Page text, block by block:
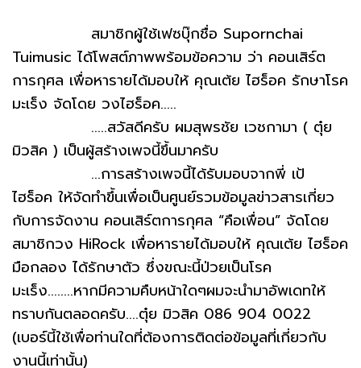
สมาชิกผู้ใช้เฟซบุ๊กชื่อ Supornchai
Tuimusic ได้โพสต์ภาพพร้อมข้อความ ว่า คอนเสิร์ต
การกุศล เพื่อหารายได้มอบให้ คุณเต้ย ไฮร็อค รักษาโรค
มะเร็ง จัดโดย วงไฮร็อค.....
.....สวัสดีครับ ผมสุพรชัย เวชกามา ( ตุ๋ย
มิวสิค ) เป็นผู้สร้างเพจนี้ขึ้นมาครับ
...การสร้างเพจนี้ได้รับมอบจากพี่ เป้
ไฮร็อค ให้จัดทำขึ้นเพื่อเป็นศูนย์รวมข้อมูลข่าวสารเกี่ยว
กับการจัดงาน คอนเสิร์ตการกุศล “คือเพื่อน” จัดโดย
สมาชิกวง HiRock เพื่อหารายได้มอบให้ คุณเต้ย ไฮร็อค
มือกลอง ได้รักษาตัว ซึ่งขณะนี้ป่วยเป็นโรค
มะเร็ง........หากมีความคืบหน้าใดๆผมจะนำมาอัพเดทให้
ทราบกันตลอดครับ....ตุ๋ย มิวสิค 086 904 0022
(เบอร์นี้ใช้เพื่อท่านใดที่ต้องการติดต่อข้อมูลที่เกี่ยวกับ
งานนี้เท่านั้น)